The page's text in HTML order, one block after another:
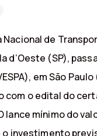
Nacional de
d’Oeste (SP),
em São Paulo
com o edital do
lance mínimo do
investimento